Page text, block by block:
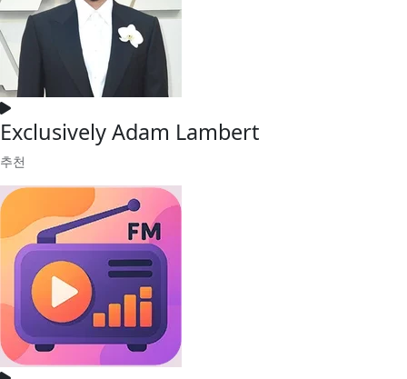
Exclusively Adam Lambert
추천